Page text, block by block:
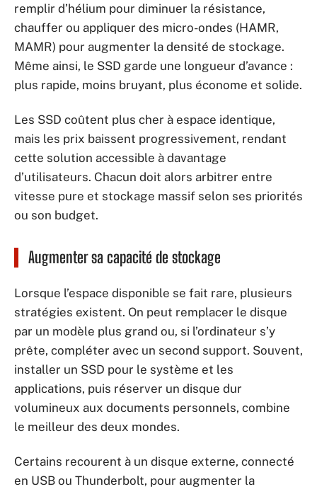
remplir d’hélium pour diminuer la résistance,
chauffer ou appliquer des micro-ondes (HAMR,
MAMR) pour augmenter la densité de stockage.
Même ainsi, le SSD garde une longueur d’avance :
plus rapide, moins bruyant, plus économe et solide.
Les SSD coûtent plus cher à espace identique,
mais les prix baissent progressivement, rendant
cette solution accessible à davantage
d’utilisateurs. Chacun doit alors arbitrer entre
vitesse pure et stockage massif selon ses priorités
ou son budget.
Augmenter sa capacité de stockage
Lorsque l’espace disponible se fait rare, plusieurs
stratégies existent. On peut remplacer le disque
par un modèle plus grand ou, si l’ordinateur s’y
prête, compléter avec un second support. Souvent,
installer un SSD pour le système et les
applications, puis réserver un disque dur
volumineux aux documents personnels, combine
le meilleur des deux mondes.
Certains recourent à un disque externe, connecté
en USB ou Thunderbolt, pour augmenter la